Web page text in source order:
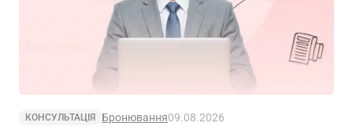
КОНСУЛЬТАЦІЯ Бронювання09.08.2026